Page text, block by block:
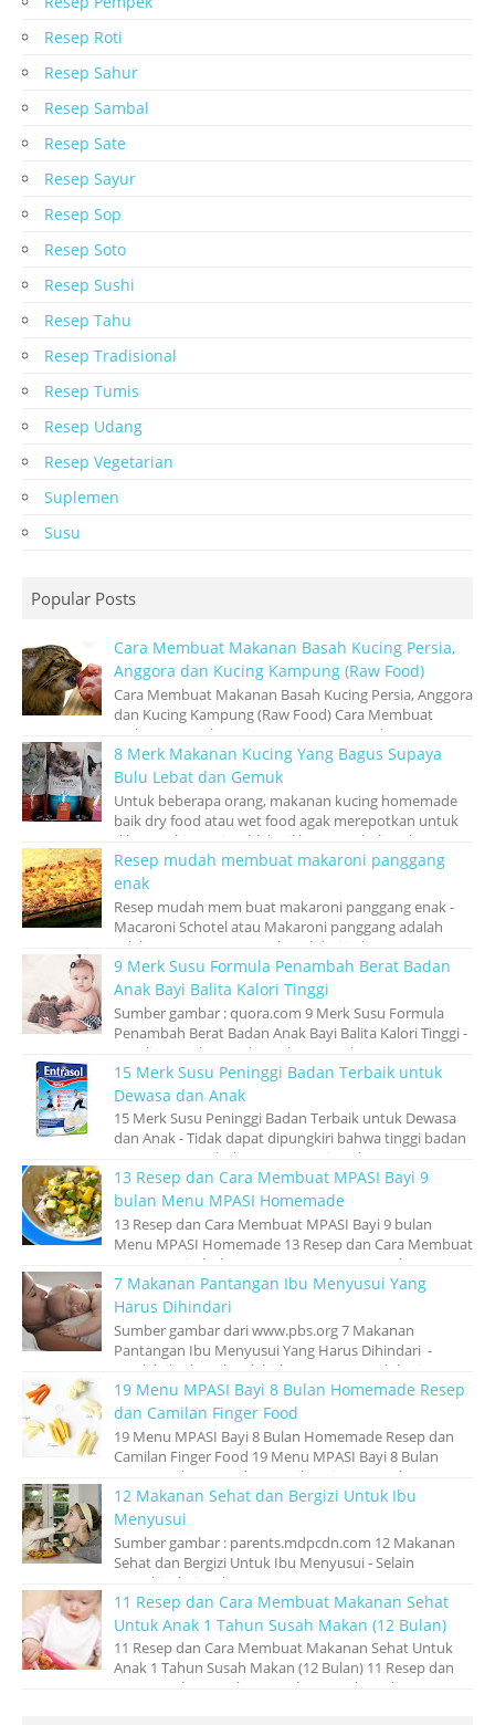
Resep Roti
Resep Sahur
Resep Sambal
Resep Sate
Resep Sayur
Resep Sop
Resep Soto
Resep Sushi
Resep Tahu
Resep Tradisional
Resep Tumis
Resep Udang
Resep Vegetarian
Suplemen
Susu
Popular Posts
Cara Membuat Makanan Basah Kucing Persia,
Anggora dan Kucing Kampung (Raw Food)
Cara Membuat Makanan Basah Kucing Persia, Anggora
dan Kucing Kampung (Raw Food) Cara Membuat
Makanan Basah Kucing Persia, Anggora dan Ku...
8 Merk Makanan Kucing Yang Bagus Supaya
Bulu Lebat dan Gemuk
Untuk beberapa orang, makanan kucing homemade
baik dry food atau wet food agak merepotkan untuk
dibuat sehingga jatuhlah pilihan membeli mak...
Resep mudah membuat makaroni panggang
enak
Resep mudah mem buat makaroni panggang enak -
Macaroni Schotel atau Makaroni panggang adalah
salah satu pasta yang terkenal dari italia, m...
9 Merk Susu Formula Penambah Berat Badan
Anak Bayi Balita Kalori Tinggi
Sumber gambar : quora.com 9 Merk Susu Formula
Penambah Berat Badan Anak Bayi Balita Kalori Tinggi -
Kesulitan makan pada anak merupaka...
15 Merk Susu Peninggi Badan Terbaik untuk
Dewasa dan Anak
15 Merk Susu Peninggi Badan Terbaik untuk Dewasa
dan Anak - Tidak dapat dipungkiri bahwa tinggi badan
seseorang masih di anggap penting ole...
13 Resep dan Cara Membuat MPASI Bayi 9
bulan Menu MPASI Homemade
13 Resep dan Cara Membuat MPASI Bayi 9 bulan
Menu MPASI Homemade 13 Resep dan Cara Membuat
MPASI Bayi 9 bulan Menu MPASI Homemade – Kem...
7 Makanan Pantangan Ibu Menyusui Yang
Harus Dihindari
Sumber gambar dari www.pbs.org 7 Makanan
Pantangan Ibu Menyusui Yang Harus Dihindari -
Setelah ibu hamil melahirkan, tugas penuh kasi...
19 Menu MPASI Bayi 8 Bulan Homemade Resep
dan Camilan Finger Food
19 Menu MPASI Bayi 8 Bulan Homemade Resep dan
Camilan Finger Food 19 Menu MPASI Bayi 8 Bulan
Homemade Resep dan Camilan Finger Food - ...
12 Makanan Sehat dan Bergizi Untuk Ibu
Menyusui
Sumber gambar : parents.mdpcdn.com 12 Makanan
Sehat dan Bergizi Untuk Ibu Menyusui - Selain
menghindari makanan ‘pantangan’ atau yang...
11 Resep dan Cara Membuat Makanan Sehat
Untuk Anak 1 Tahun Susah Makan (12 Bulan)
11 Resep dan Cara Membuat Makanan Sehat Untuk
Anak 1 Tahun Susah Makan (12 Bulan) 11 Resep dan
Cara Membuat Makanan Sehat Untuk Anak 1 ...